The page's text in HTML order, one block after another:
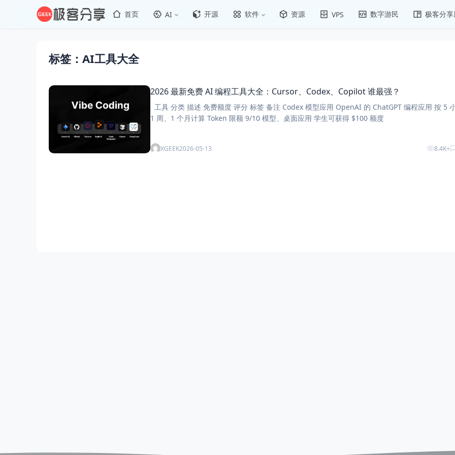
首页 AI 开源 软件 资源 VPS 数字游民 极客分
标签：AI工具大全
2026 最新免费 AI 编程工具大全：Cursor、Codex、Copilot 谁最强？
1 周、1 个月计算 Token 限额 9/10 模型、桌面应用 学生可获得 $100 额度
XGEEK2026-05-13 8.4K+